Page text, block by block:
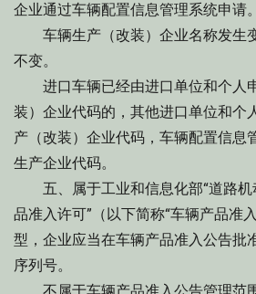
企业通过车辆配置信息管理系统申请。
车辆生产（改装）企业名称发生
不变。
进口车辆已经由进口单位和个人
装）企业代码的，其他进口单位和个
产（改装）企业代码，车辆配置信息
生产企业代码。
五、属于工业和信息化部“道路机
品准入许可”（以下简称“车辆产品准
型，企业应当在车辆产品准入公告批
序列号。